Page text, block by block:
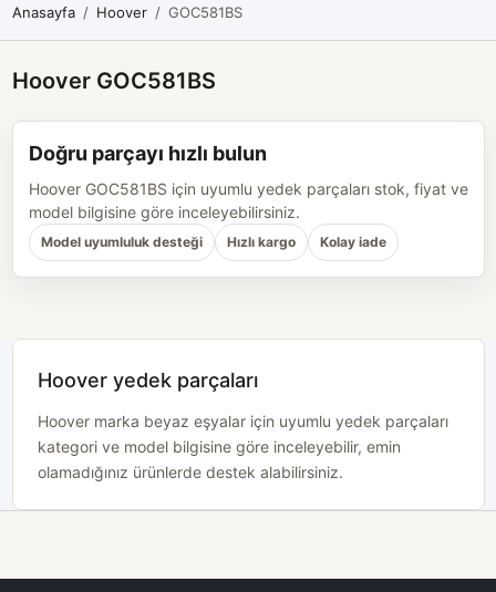
Anasayfa Hoover GOC581BS
Hoover GOC581BS
Doğru parçayı hızlı bulun
Hoover GOC581BS için uyumlu yedek parçaları stok, fiyat ve
model bilgisine göre inceleyebilirsiniz.
Model uyumluluk desteği Hızlı kargo Kolay iade
Hoover yedek parçaları
Hoover marka beyaz eşyalar için uyumlu yedek parçaları
kategori ve model bilgisine göre inceleyebilir, emin
olamadığınız ürünlerde destek alabilirsiniz.